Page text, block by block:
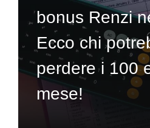
bonus Renzi
Ecco chi
perdere i 100
mese!